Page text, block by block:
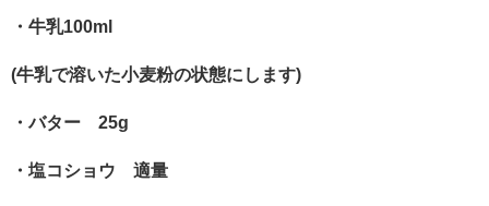
・牛乳100ml
(牛乳で溶いた小麦粉の状態にします)
・バター 25g
・塩コショウ 適量